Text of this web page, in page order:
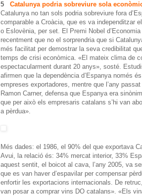
5 Catalunya podria sobreviure sola
Catalunya no tan sols podria sobreviure fora
comparable a Croàcia, que es va independitzar
o Eslovènia, per set. El Premi Nobel
recentment que no el sorprendria que si
més facilitat per demostrar la seva credibilitat
temps de crisi econòmica. «El mateix clima de
espectacularment durant 20 anys», sosté.
afirmen que la dependència d’Espanya només
empreses exportadores, mentre que l’any
Ramon Carner, defensa que Espanya era
que per això els empresaris catalans s’hi van
a pèrdua».
Més dades: el 1986, el 90% del que exportava
Avui, la relació és: 34% mercat interior, 33%
aquest sentit, el boicot al cava, l’any 2005, va
que es van haver d’espavilar per compensar
enfortir les exportacions internacionals. De
van posar a comprar vins DO catalans». «Els